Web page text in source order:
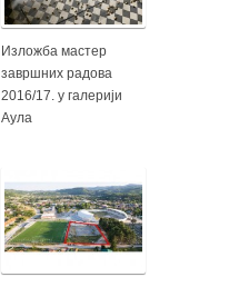
Изложба мастер
завршних радова
2016/17. у галерији
Аула